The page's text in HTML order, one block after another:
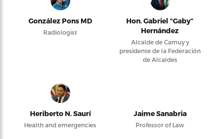
González Pons MD
Radiologist
Hon. Gabriel “Gaby”
Hernández
Alcalde de Camuy y
presidente de la Federación
de Alcaldes
Heriberto N. Saurí
Health and emergencies
Jaime Sanabria
Professor of Law